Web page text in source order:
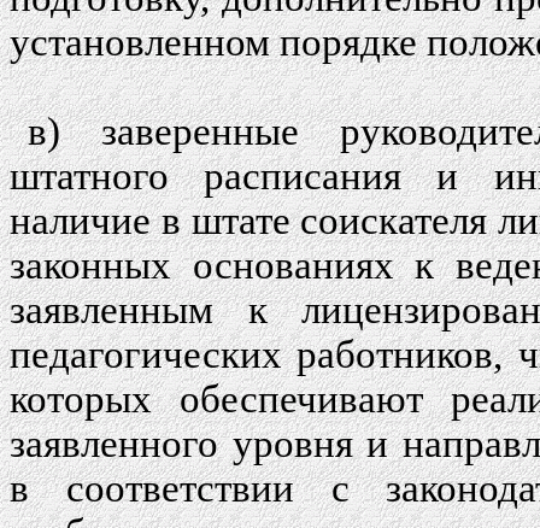
установленном порядке
в) заверенные
штатного расписания и
наличие в штате соискателя
законных основаниях к
заявленным к
педагогических работников,
которых обеспечивают
заявленного уровня и
в соответствии с